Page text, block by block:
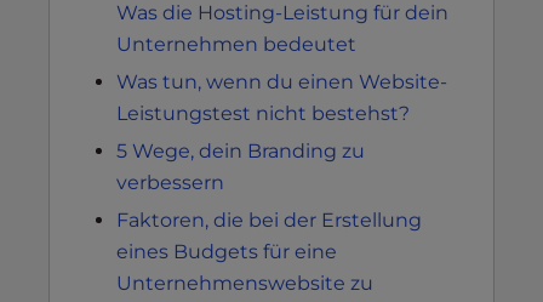
Was die Hosting-Leistung für dein
Unternehmen bedeutet
Was tun, wenn du einen Website-
Leistungstest nicht bestehst?
5 Wege, dein Branding zu
verbessern
Faktoren, die bei der Erstellung
eines Budgets für eine
Unternehmenswebsite zu